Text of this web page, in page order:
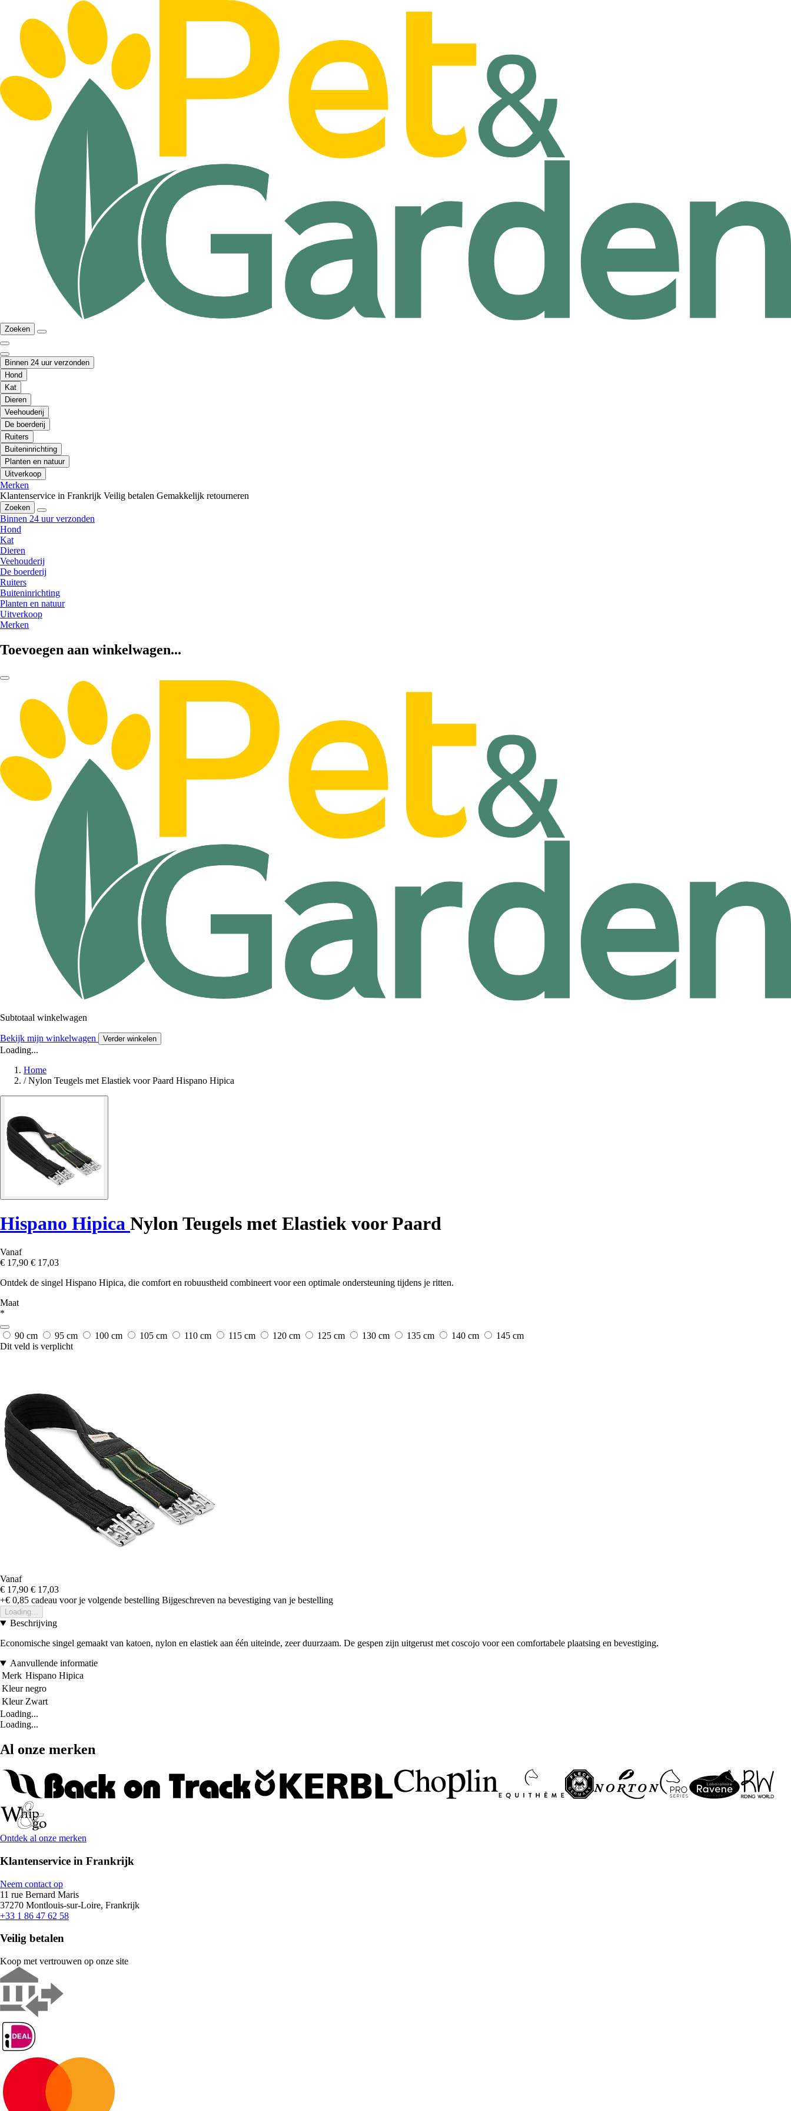
Zoeken
Binnen 24 uur verzonden
Hond
Kat
Dieren
Veehouderij
De boerderij
Ruiters
Buiteninrichting
Planten en natuur
Uitverkoop
Merken
Klantenservice in Frankrijk Veilig betalen Gemakkelijk retourneren
Zoeken
Binnen 24 uur verzonden
Hond
Kat
Dieren
Veehouderij
De boerderij
Ruiters
Buiteninrichting
Planten en natuur
Uitverkoop
Merken
Toevoegen aan winkelwagen...
Subtotaal winkelwagen
Bekijk mijn winkelwagen Verder winkelen
Loading...
Home
/ Nylon Teugels met Elastiek voor Paard Hispano Hipica
Hispano Hipica Nylon Teugels met Elastiek voor Paard
Vanaf
€ 17,90 € 17,03
Ontdek de singel Hispano Hipica, die comfort en robuustheid combineert voor een optimale ondersteuning tijdens je ritten.
Maat
*
90 cm 95 cm 100 cm 105 cm 110 cm 115 cm 120 cm 125 cm 130 cm 135 cm 140 cm
145 cm
Dit veld is verplicht
Vanaf
€ 17,90 € 17,03
+€ 0,85 cadeau voor je volgende bestelling Bijgeschreven na bevestiging van je bestelling
Loading...
Beschrijving
Economische singel gemaakt van katoen, nylon en elastiek aan één uiteinde, zeer duurzaam. De gespen zijn uitgerust met coscojo voor een comfortabele plaatsing en bevestiging.
Aanvullende informatie
Merk Hispano Hipica
Kleur negro
Kleur Zwart
Loading...
Loading...
Al onze merken
Ontdek al onze merken
Klantenservice in Frankrijk
Neem contact op
11 rue Bernard Maris
37270 Montlouis-sur-Loire, Frankrijk
+33 1 86 47 62 58
Veilig betalen
Koop met vertrouwen op onze site